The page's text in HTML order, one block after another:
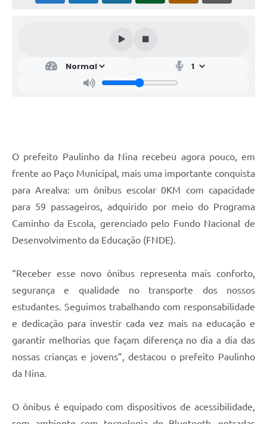
O prefeito Paulinho da Nina recebeu agora pouco, em
frente ao Paço Municipal, mais uma importante conquista
para Arealva: um ônibus escolar 0KM com capacidade
para 59 passageiros, adquirido por meio do Programa
Caminho da Escola, gerenciado pelo Fundo Nacional de
Desenvolvimento da Educação (FNDE).
“Receber esse novo ônibus representa mais conforto,
segurança e qualidade no transporte dos nossos
estudantes. Seguimos trabalhando com responsabilidade
e dedicação para investir cada vez mais na educação e
garantir melhorias que façam diferença no dia a dia das
nossas crianças e jovens”, destacou o prefeito Paulinho
da Nina.
O ônibus é equipado com dispositivos de acessibilidade,